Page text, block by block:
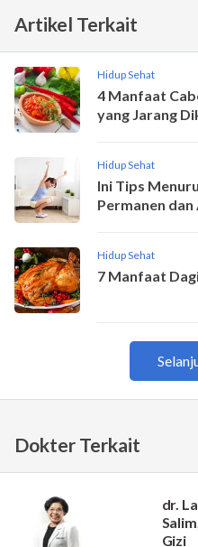
Dokter Terkait